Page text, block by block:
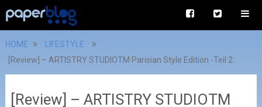
HOME
LIFESTYLE
[Review] – ARTISTRY STUDIOTM Parisian Style Edition -Teil 2:
[Review] – ARTISTRY STUDIOTM